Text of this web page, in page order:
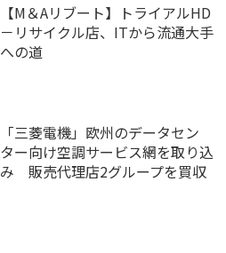
【M＆Aリブート】トライアルHD
－リサイクル店、ITから流通大手
への道
「三菱電機」欧州のデータセン
ター向け空調サービス網を取り込
み 販売代理店2グループを買収